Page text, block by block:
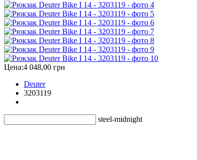
Цена:4 048,00 грн
Deuter
3203119
steel-midnight